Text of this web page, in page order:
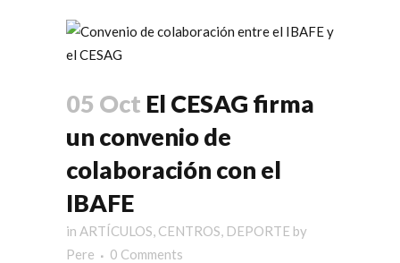
05 Oct El CESAG firma
un convenio de
colaboración con el
IBAFE
in ARTÍCULOS, CENTROS, DEPORTE by
Pere
0 Comments